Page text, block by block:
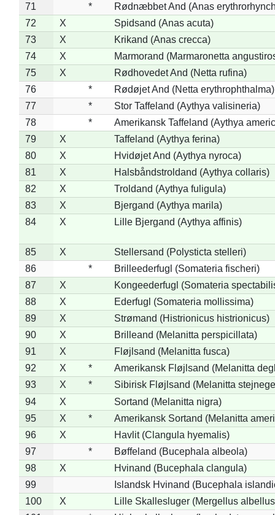
71
*
Rødnæbbet And (Anas
72
X
Spidsand (Anas acuta)
73
X
Krikand (Anas crecca)
74
X
Marmorand (Marmaronetta
75
X
Rødhovedet And (Netta rufina)
76
*
Rødøjet And (Netta erythrophthalma)
77
*
Stor Taffeland (Aythya valisineria)
78
*
Amerikansk Taffeland (Aythya
79
X
Taffeland (Aythya ferina)
80
X
Hvidøjet And (Aythya nyroca)
81
X
Halsbåndstroldand (Aythya collaris)
82
X
Troldand (Aythya fuligula)
83
X
Bjergand (Aythya marila)
84
X Lille Bjergand (Aythya affinis)
85 X
Stellersand (Polysticta stelleri)
86
*
Brilleederfugl (Somateria fischeri)
87
X
Kongeederfugl (Somateria
88
X
Ederfugl (Somateria mollissima)
89
X
Strømand (Histrionicus histrionicus)
90
X
Brilleand (Melanitta perspicillata)
91
X
Fløjlsand (Melanitta fusca)
92
X *
Amerikansk Fløjlsand (Melanitta
93
X *
Sibirisk Fløjlsand (Melanitta
94
X
Sortand (Melanitta nigra)
95
X *
Amerikansk Sortand (Melanitta
96
X
Havlit (Clangula hyemalis)
97
*
Bøffeland (Bucephala albeola)
98
X
Hvinand (Bucephala clangula)
99
Islandsk Hvinand (Bucephala
100
X
Lille Skallesluger (Mergellus